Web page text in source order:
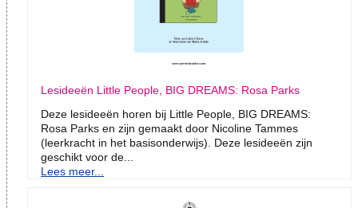
Lesideeën Little People, BIG DREAMS: Rosa Parks
Deze lesideeën horen bij Little People, BIG DREAMS:
Rosa Parks en zijn gemaakt door Nicoline Tammes
(leerkracht in het basisonderwijs). Deze lesideeën zijn
geschikt voor de...
Lees meer...